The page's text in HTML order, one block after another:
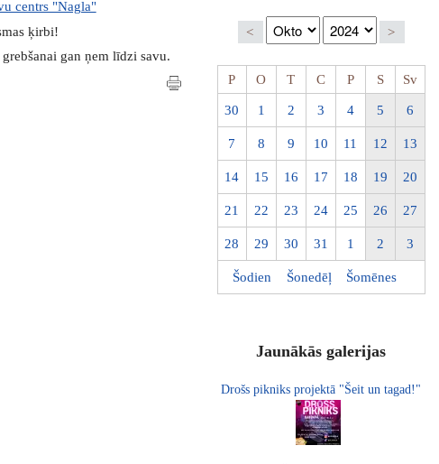
centrs "Nagla"
ķirbi!
gan ņem līdzi savu.
< >
P O T C P S Sv
30 1 2 3 4 5 6
7 8 9 10 11 12 13
14 15 16 17 18 19 20
21 22 23 24 25 26 27
28 29 30 31 1 2 3
Šodien Šonedēļ Šomēnes
Jaunākās galerijas
Drošs pikniks projektā "Šeit un tagad!"